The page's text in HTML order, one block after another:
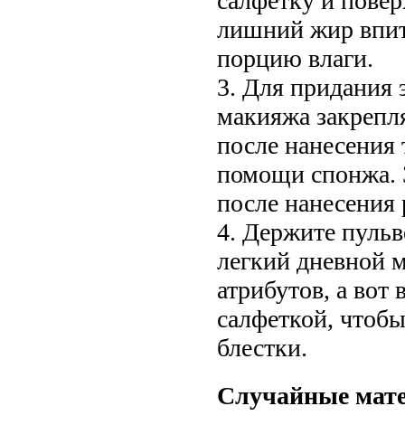
лишний жир
порцию влаги.
3. Для придания
макияжа
после
помощи спонжа.
после
4. Держите
легкий дневной
атрибутов, а вот
салфеткой,
блестки.
Случайные